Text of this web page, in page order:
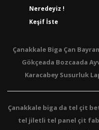
Neredeyiz !
Keşif İste
Çanakkale Biga Çan
Gökçeada Bozcaada
Karacabey Susurluk
Çanakkale biga da tel çit
tel jiletli tel panel çit